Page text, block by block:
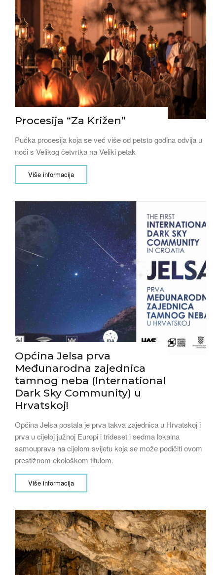
Procesija “Za Križen”
Pučka procesija koja se već više od petsto godina odvija u
noći s Velikog četvrtka na Veliki petak
Više informacija
Općina Jelsa prva
Međunarodna zajednica
tamnog neba (International
Dark Sky Community) u
Hrvatskoj!
Općina Jelsa postala je prva takva zajednica u Hrvatskoj i
prva u cijeloj južnoj Europi i trideset i sedma lokalna
samouprava na cijelom svijetu koja se može podičiti ovom
prestižnom ekološkom titulom.
Više informacija